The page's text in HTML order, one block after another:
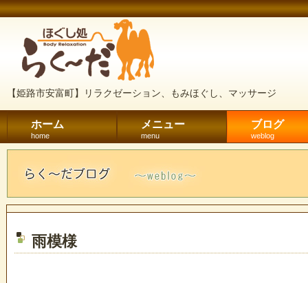
【姫路市安富町】リラクゼーション、もみほぐし、マッサージ
ホーム
home
メニュー
menu
ブログ
weblog
雨模様